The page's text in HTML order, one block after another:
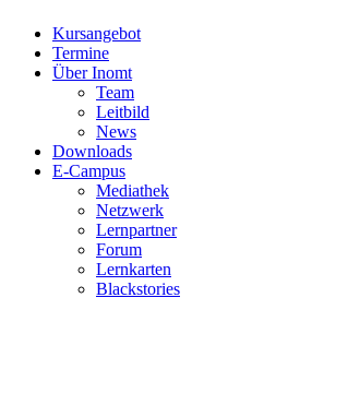
Kursangebot
Termine
Über Inomt
Team
Leitbild
News
Downloads
E-Campus
Mediathek
Netzwerk
Lernpartner
Forum
Lernkarten
Blackstories